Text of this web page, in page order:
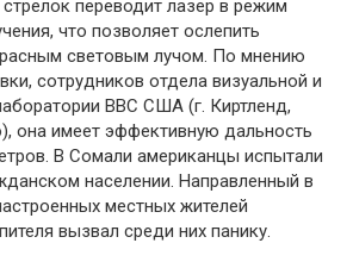
переводит лазер в режим
что позволяет ослепить
световым лучом. По мнению
сотрудников отдела визуальной и
ВВС США (г. Киртленд,
она имеет эффективную дальность
В Сомали американцы испыта­ли
населении. Направлен­ный в
местных жителей
вызвал среди них панику.